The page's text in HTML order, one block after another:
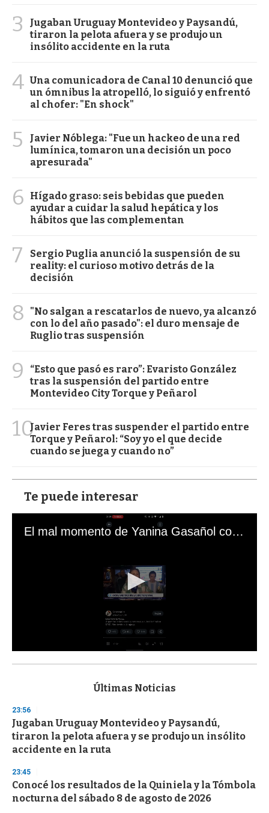
3
Jugaban Uruguay Montevideo y Paysandú,
tiraron la pelota afuera y se produjo un
insólito accidente en la ruta
4 Una comunicadora de Canal 10 denunció que
un ómnibus la atropelló, lo siguió y enfrentó
al chofer: "En shock"
5
Javier Nóblega: "Fue un hackeo de una red
lumínica, tomaron una decisión un poco
apresurada"
6
Hígado graso: seis bebidas que pueden
ayudar a cuidar la salud hepática y los
hábitos que las complementan
7
Sergio Puglia anunció la suspensión de su
reality: el curioso motivo detrás de la
decisión
8
"No salgan a rescatarlos de nuevo, ya alcanzó
con lo del año pasado": el duro mensaje de
Ruglio tras suspensión
9
“Esto que pasó es raro”: Evaristo González
tras la suspensión del partido entre
Montevideo City Torque y Peñarol
10Javier Feres tras suspender el partido entre
Torque y Peñarol: “Soy yo el que decide
cuando se juega y cuando no”
Te puede interesar
El mal momento de Yanina Gasañol con un hincha argentino en "Subrayado"
s
d
s
o
f
3
s
e
c
o
Últimas Noticias
23:56
Jugaban Uruguay Montevideo y Paysandú,
tiraron la pelota afuera y se produjo un insólito
accidente en la ruta
23:45
Conocé los resultados de la Quiniela y la Tómbola
nocturna del sábado 8 de agosto de 2026